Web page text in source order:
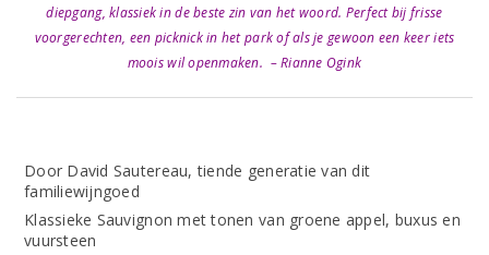
diepgang, klassiek in de beste zin van het woord. Perfect bij frisse
voorgerechten, een picknick in het park of als je gewoon een keer iets
moois wil openmaken. – Rianne Ogink
Door David Sautereau, tiende generatie van dit
familiewijngoed
Klassieke Sauvignon met tonen van groene appel, buxus en
vuursteen